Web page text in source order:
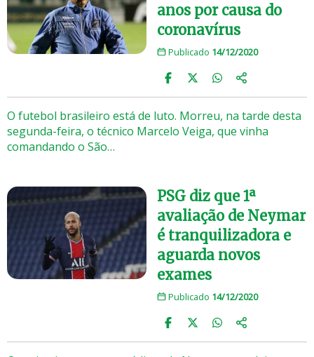
anos por causa do
coronavírus
Publicado 14/12/2020
O futebol brasileiro está de luto. Morreu, na tarde desta
segunda-feira, o técnico Marcelo Veiga, que vinha
comandando o São…
PSG diz que 1ª
avaliação de Neymar
é tranquilizadora e
aguarda novos
exames
Publicado 14/12/2020